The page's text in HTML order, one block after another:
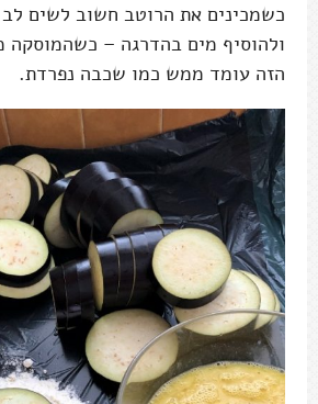
כשמכינים את הרוטב חשוב לשים
ולהוסיף מים בהדרגה – כשהמוסקה
הזה עומד ממש כמו שכבה נפרדת.